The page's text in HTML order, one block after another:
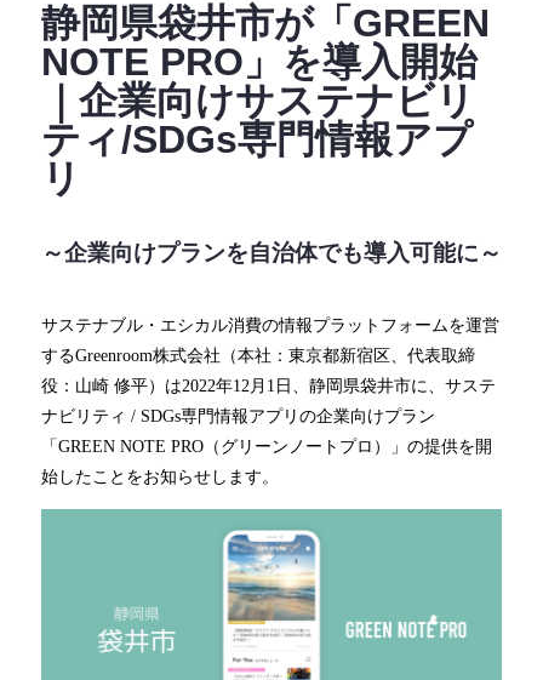
静岡県袋井市が「GREEN
NOTE PRO」を導入開始
｜企業向けサステナビリ
ティ/SDGs専門情報アプ
リ
～企業向けプランを自治体でも導入可能に～
サステナブル・エシカル消費の情報プラットフォームを運営
するGreenroom株式会社（本社：東京都新宿区、代表取締
役：⼭崎 修平）は2022年12月1日、静岡県袋井市に、サステ
ナビリティ / SDGs専門情報アプリの企業向けプラン
「GREEN NOTE PRO（グリーンノートプロ）」の提供を開
始したことをお知らせします。